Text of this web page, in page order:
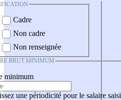
Cadre
Non cadre
Non renseignée
BRUT MINIMUM
minimum
une périodicité pour le salaire saisi